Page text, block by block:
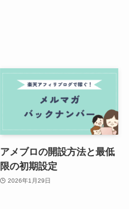
アメブロの開設方法と最低
限の初期設定
2026年1月29日